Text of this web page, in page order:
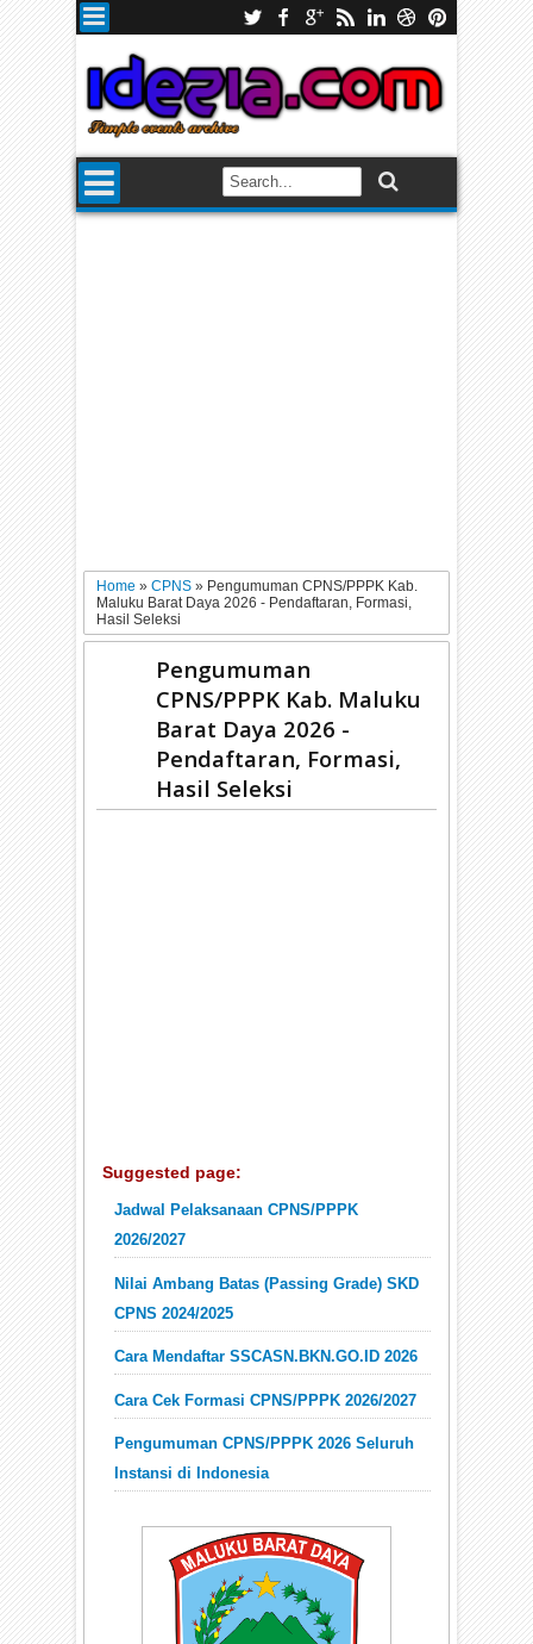
Home»CPNS» Pengumuman CPNS/PPPK Kab.
Maluku Barat Daya 2026 - Pendaftaran, Formasi,
Hasil Seleksi
Pengumuman
CPNS/PPPK Kab. Maluku
Barat Daya 2026 -
Pendaftaran, Formasi,
Hasil Seleksi
Suggested page:
Jadwal Pelaksanaan CPNS/PPPK
2026/2027
Nilai Ambang Batas (Passing Grade) SKD
CPNS 2024/2025
Cara Mendaftar SSCASN.BKN.GO.ID 2026
Cara Cek Formasi CPNS/PPPK 2026/2027
Pengumuman CPNS/PPPK 2026 Seluruh
Instansi di Indonesia